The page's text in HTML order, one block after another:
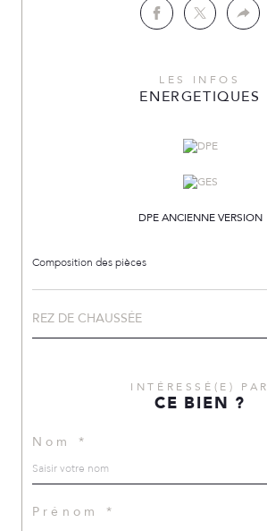
LES INFOS
ENERGETIQUES
DPE ANCIENNE VERSION
Composition des pièces
REZ DE CHAUSSÉE
INTÉRESSÉ(E) PAR
CE BIEN ?
Nom *
Prénom *